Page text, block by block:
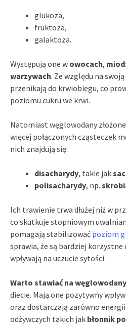
glukoza,
fruktoza,
galaktoza.
Występują one w owocach,
warzywach. Ze względu na
przenikają do krwiobiegu, co
poziomu cukru we krwi.
Natomiast węglowodany
więcej połączonych cząsteczek
nich znajdują się:
disacharydy, takie jak
polisacharydy, np.
Ich trawienie trwa dłużej niż w
co skutkuje stopniowym
pomagają stabilizować poziom
sprawia, że są bardziej
wpływają na uczucie sytości.
Warto stawiać na
diecie. Mają one pozytywny
oraz dostarczają zarówno
odżywczych takich jak błonnik